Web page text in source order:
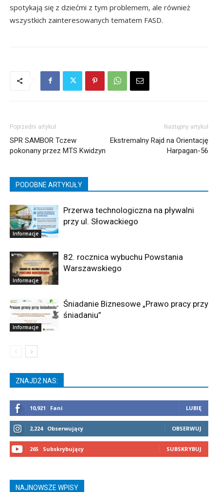
spotykają się z dziećmi z tym problemem, ale również
wszystkich zainteresowanych tematem FASD.
Poprzedni artykuł
SPR SAMBOR Tczew
pokonany przez MTS Kwidzyn
Następny artykuł
Ekstremalny Rajd na Orientację
Harpagan-56
PODOBNE ARTYKUŁY
Informacje
Przerwa technologiczna na pływalni
przy ul. Słowackiego
Informacje
82. rocznica wybuchu Powstania
Warszawskiego
Informacje
Śniadanie Biznesowe „Prawo pracy przy
śniadaniu”
ZNAJDŹ NAS:
10,921 Fani LUBIĘ
2,224 Obserwujący OBSERWUJ
265 Subskrybujący SUBSKRYBUJ
NAJNOWSZE WPISY